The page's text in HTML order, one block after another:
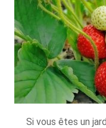
Si vous êtes un